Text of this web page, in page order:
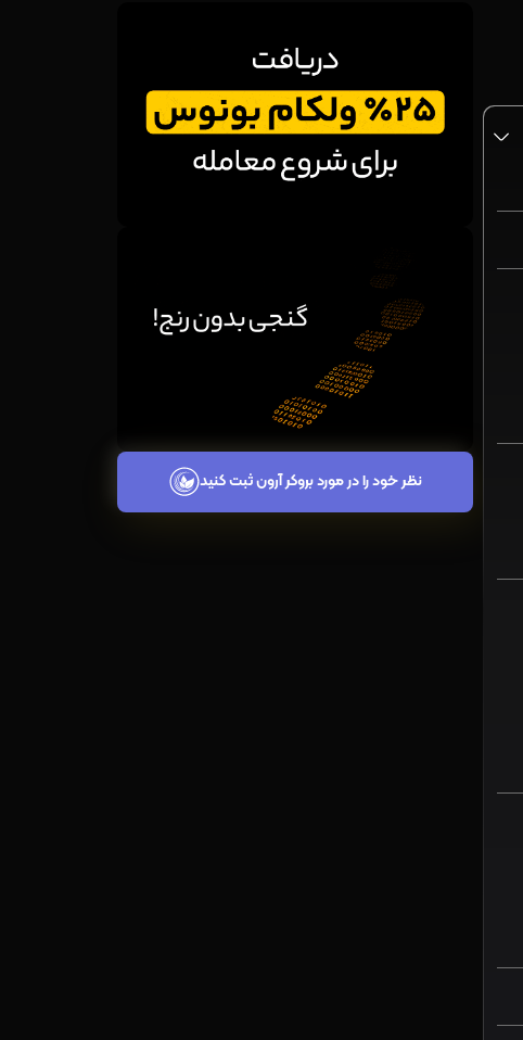
نظر خود را در مورد بروکر آرون ثبت کنید